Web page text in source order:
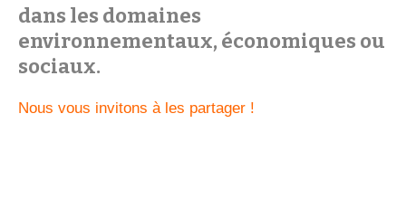
dans les domaines
environnementaux, économiques ou
sociaux.
Nous vous invitons à les partager !